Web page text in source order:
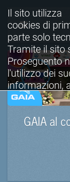
GAIA al
Il sito utilizza
cookies di
parte solo
Tramite il sito
Proseguento
l'utilizzo dei
informazioni,
è possibile
completa.